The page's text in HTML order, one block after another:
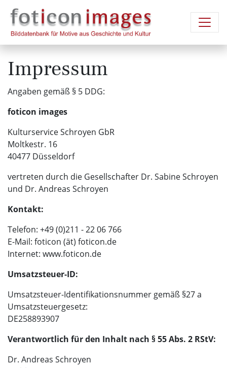
Impressum
Angaben gemäß § 5 DDG:
foticon images
Kulturservice Schroyen GbR
Moltkestr. 16
40477 Düsseldorf
vertreten durch die Gesellschafter Dr. Sabine Schroyen
und Dr. Andreas Schroyen
Kontakt:
Telefon: +49 (0)211 - 22 06 766
E-Mail: foticon (ät) foticon.de
Internet: www.foticon.de
Umsatzsteuer-ID:
Umsatzsteuer-Identifikationsnummer gemäß §27 a
Umsatzsteuergesetz:
DE258893907
Verantwortlich für den Inhalt nach § 55 Abs. 2 RStV:
Dr. Andreas Schroyen